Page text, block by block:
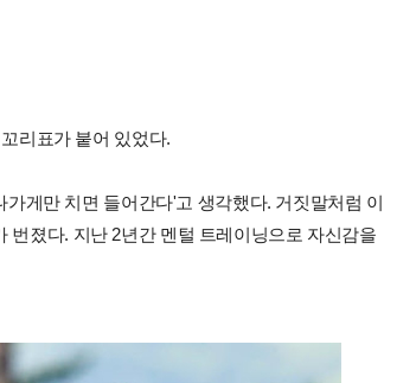
리표가 붙어 있었다.
게만 치면 들어간다'고 생각했다. 거짓말처럼 이
번졌다. 지난 2년간 멘털 트레이닝으로 자신감을